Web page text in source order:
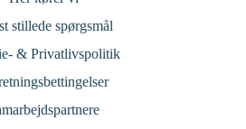
stillede spørgsmål
& Privatlivspolitik